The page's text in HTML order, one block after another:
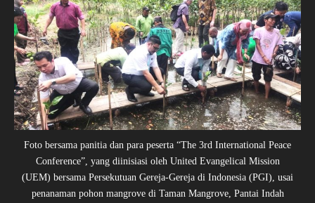
Foto bersama panitia dan para peserta “The 3rd International Peace
Conference”, yang diinisiasi oleh United Evangelical Mission
(UEM) bersama Persekutuan Gereja-Gereja di Indonesia (PGI), usai
penanaman pohon mangrove di Taman Mangrove, Pantai Indah